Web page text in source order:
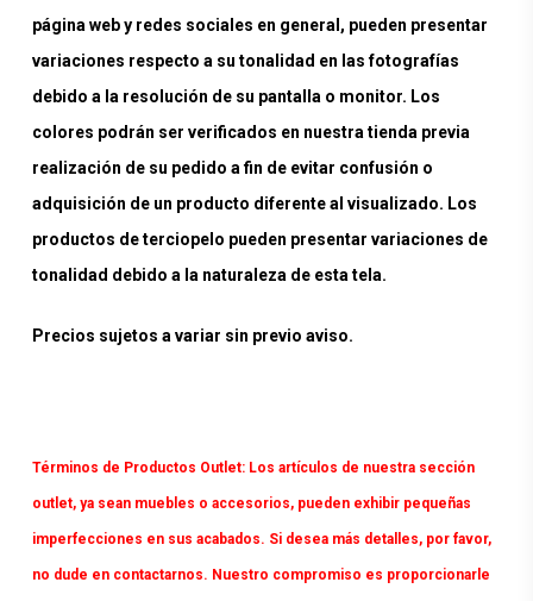
página web y redes sociales en general, pueden presentar
variaciones respecto a su tonalidad en las fotografías
debido a la resolución de su pantalla o monitor. Los
colores podrán ser verificados en nuestra tienda previa
realización de su pedido a fin de evitar confusión o
adquisición de un producto diferente al visualizado. Los
productos de terciopelo pueden presentar variaciones de
tonalidad debido a la naturaleza de esta tela.
Precios sujetos a variar sin previo aviso.
Términos de Productos Outlet:Los artículos de nuestra sección
outlet, ya sean muebles o accesorios, pueden exhibir pequeñas
imperfecciones en sus acabados. Si desea más detalles, por favor,
no dude en contactarnos. Nuestro compromiso es proporcionarle